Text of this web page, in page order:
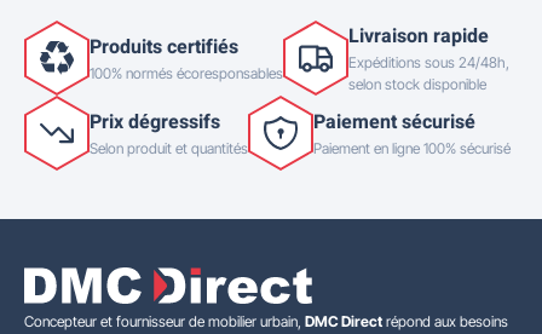
Produits certifiés
100% normés écoresponsables
Livraison rapide
Expéditions sous 24/48h,
selon stock disponible
Prix dégressifs
Selon produit et quantités
Paiement sécurisé
Paiement en ligne 100% sécurisé
Concepteur et fournisseur de mobilier urbain, DMC Direct répond aux besoins